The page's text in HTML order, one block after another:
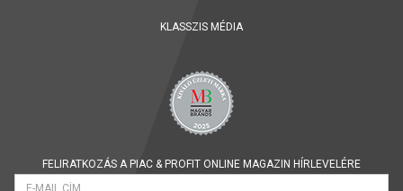
KLASSZIS MÉDIA
FELIRATKOZÁS A PIAC & PROFIT ONLINE MAGAZIN HÍRLEVELÉRE